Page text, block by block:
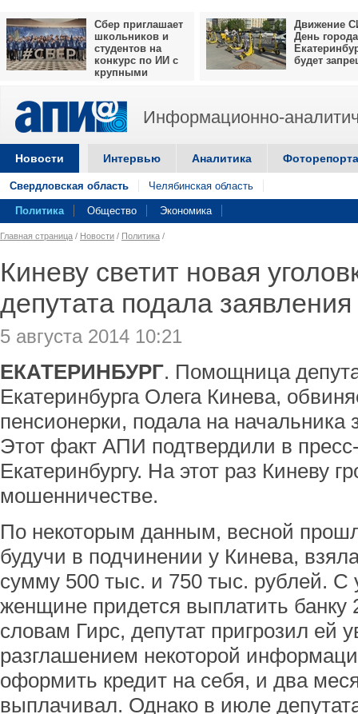
Сбер приглашает
школьников и
студентов на
конкурс по ИИ с
крупными
Движение
День города
будет
Информационно-
Новости Интервью Аналитика
Свердловская область Челябинская область
Политика Общество Экономика
Главная страница / Новости / Политика /
Киневу светит новая
депутата подала
5 августа 2014 10:21
ЕКАТЕРИНБУРГ. Помощница
Екатеринбурга Олега Кинева,
пенсионерки, подала на
Этот факт АПИ подтвердили в
Екатеринбургу. На этот раз Киневу
мошенничестве.
По некоторым данным, весной
будучи в подчинении у Кинева,
сумму 500 тыс. и 750 тыс. рублей. С
женщине придется выплатить
словам Гирс, депутат пригрозил ей
разглашением некоторой
оформить кредит на себя, и два
выплачивал. Однако в июле